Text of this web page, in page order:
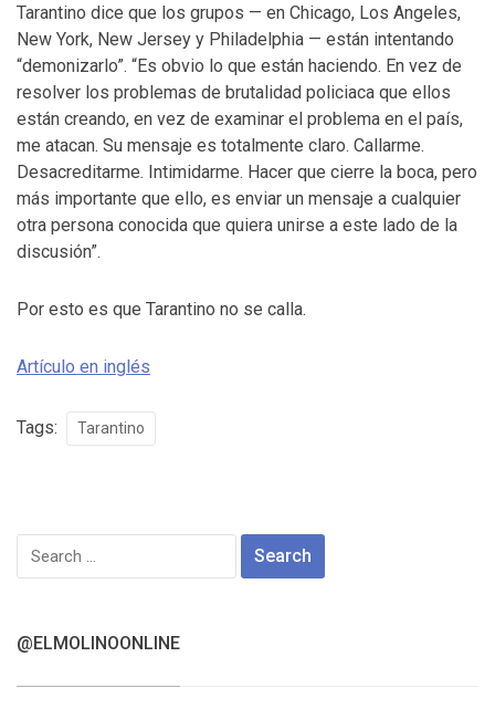
Tarantino dice que los grupos — en Chicago, Los Angeles,
New York, New Jersey y Philadelphia — están intentando
“demonizarlo”. “Es obvio lo que están haciendo. En vez de
resolver los problemas de brutalidad policiaca que ellos
están creando, en vez de examinar el problema en el país,
me atacan. Su mensaje es totalmente claro. Callarme.
Desacreditarme. Intimidarme. Hacer que cierre la boca, pero
más importante que ello, es enviar un mensaje a cualquier
otra persona conocida que quiera unirse a este lado de la
discusión”.
Por esto es que Tarantino no se calla.
Artículo en inglés
Tags: Tarantino
Search
@ELMOLINOONLINE